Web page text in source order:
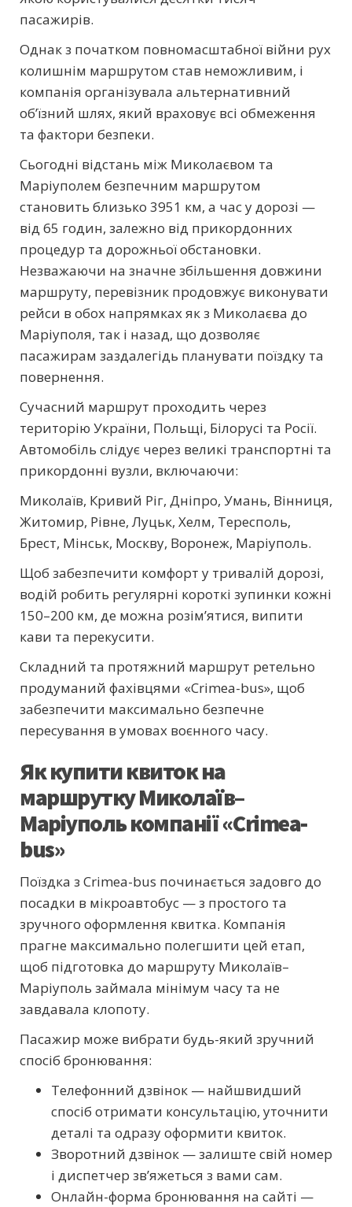
пасажирів.
Однак з початком повномасштабної війни рух
колишнім маршрутом став неможливим, і
компанія організувала альтернативний
об’їзний шлях, який враховує всі обмеження
та фактори безпеки.
Сьогодні відстань між Миколаєвом та
Маріуполем безпечним маршрутом
становить близько 3951 км, а час у дорозі —
від 65 годин, залежно від прикордонних
процедур та дорожньої обстановки.
Незважаючи на значне збільшення довжини
маршруту, перевізник продовжує виконувати
рейси в обох напрямках як з Миколаєва до
Маріуполя, так і назад, що дозволяє
пасажирам заздалегідь планувати поїздку та
повернення.
Сучасний маршрут проходить через
територію України, Польщі, Білорусі та Росії.
Автомобіль слідує через великі транспортні та
прикордонні вузли, включаючи:
Миколаїв, Кривий Ріг, Дніпро, Умань, Вінниця,
Житомир, Рівне, Луцьк, Хелм, Тересполь,
Брест, Мінськ, Москву, Воронеж, Маріуполь.
Щоб забезпечити комфорт у тривалій дорозі,
водій робить регулярні короткі зупинки кожні
150–200 км, де можна розім’ятися, випити
кави та перекусити.
Складний та протяжний маршрут ретельно
продуманий фахівцями «Crimea-bus», щоб
забезпечити максимально безпечне
пересування в умовах воєнного часу.
Як купити квиток на
маршрутку Миколаїв–
Маріуполь компанії «Crimea-
bus»
Поїздка з Crimea-bus починається задовго до
посадки в мікроавтобус — з простого та
зручного оформлення квитка. Компанія
прагне максимально полегшити цей етап,
щоб підготовка до маршруту Миколаїв–
Маріуполь займала мінімум часу та не
завдавала клопоту.
Пасажир може вибрати будь-який зручний
спосіб бронювання:
Телефонний дзвінок — найшвидший
спосіб отримати консультацію, уточнити
деталі та одразу оформити квиток.
Зворотний дзвінок — залиште свій номер
і диспетчер зв’яжеться з вами сам.
Онлайн-форма бронювання на сайті —